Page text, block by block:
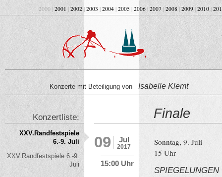
2000 | 2001 | 2002 | 2003 | 2004 | 2005 | 2006| 2007 | 2008 | 2009 | 2010|
Konzerte mit Beteiligung von Isabelle Klemt
Finale
Jul
2017
09
15:00 Uhr
Sonntag, 9. Juli
15 Uhr
SPIEGELUNGEN
Konzertliste:
XXV.Randfestspiele
6.-9. Juli
XXV.Randfestspiele 6.-9.
Juli